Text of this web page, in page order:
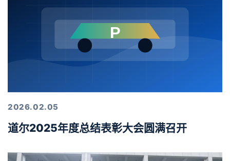
2026.02.05
道尔2025年度总结表彰大会圆满召开